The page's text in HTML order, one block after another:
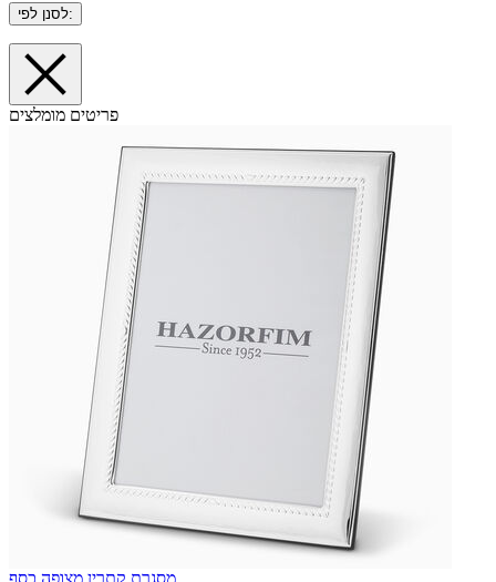
לסנן לפי:
פריטים מומלצים
מסגרת קתרין מצופה כסף